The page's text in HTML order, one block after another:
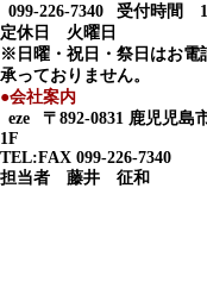
099-226-7340
受付時間
定休日 火曜日
※日曜・祝日・祭日はお電
承っておりません。
●会社案内
eze
〒892-0831 鹿児児
1F
TEL:FAX 099-226-7340
担当者 藤井 征和